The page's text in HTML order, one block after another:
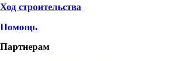
Ход строительства
Помощь
Партнерам